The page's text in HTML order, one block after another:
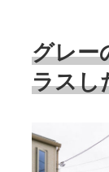
グレー
ラスし